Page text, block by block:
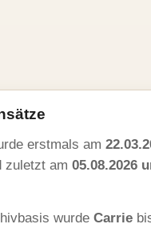
erstmals am
zuletzt am 05.08.2026
wurde Carrie